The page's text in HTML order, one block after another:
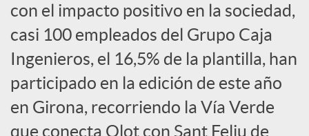
o
r
d
con el impacto positivo en la sociedad,
casi 100 empleados del Grupo Caja
Ingenieros, el 16,5% de la plantilla, han
participado en la edición de este año
en Girona, recorriendo la Vía Verde
que conecta Olot con Sant Feliu de